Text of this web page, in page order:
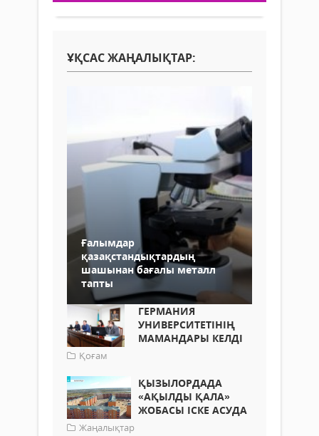
ҰҚСАС ЖАҢАЛЫҚТАР:
Ғалымдар
қазақстандықтардың
шашынан бағалы металл
тапты
ГЕРМАНИЯ
УНИВЕРСИТЕТІНІҢ
МАМАНДАРЫ КЕЛДІ
Қоғам
ҚЫЗЫЛОРДАДА
«АҚЫЛДЫ ҚАЛА»
ЖОБАСЫ ІСКЕ АСУДА
Жаңалықтар